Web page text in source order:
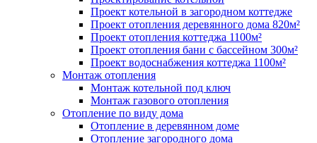
Проект котельной в загородном коттедже
Проект отопления деревянного дома 820м²
Проект отопления коттеджа 1100м²
Проект отопления бани с бассейном 300м²
Проект водоснабжения коттеджа 1100м²
Монтаж отопления
Монтаж котельной под ключ
Монтаж газового отопления
Отопление по виду дома
Отопление в деревянном доме
Отопление загородного дома